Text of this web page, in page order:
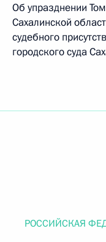
Об упразднении
Сахалинской
судебного
городского суда
РОССИЙСКАЯ